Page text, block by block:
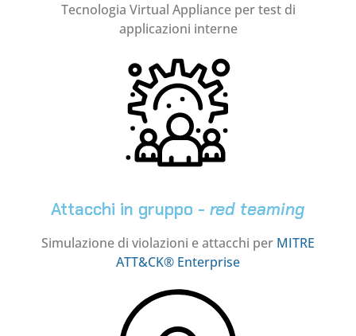
Tecnologia Virtual Appliance per test di
applicazioni interne
Attacchi in gruppo - red teaming
Simulazione di violazioni e attacchi per MITRE
ATT&CK® Enterprise